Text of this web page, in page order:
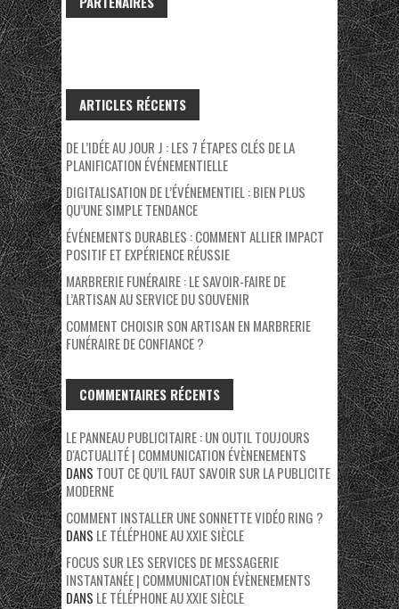
ARTICLES RÉCENTS
DE L’IDÉE AU JOUR J : LES 7 ÉTAPES CLÉS DE LA
PLANIFICATION ÉVÉNEMENTIELLE
DIGITALISATION DE L’ÉVÉNEMENTIEL : BIEN PLUS
QU’UNE SIMPLE TENDANCE
ÉVÉNEMENTS DURABLES : COMMENT ALLIER IMPACT
POSITIF ET EXPÉRIENCE RÉUSSIE
MARBRERIE FUNÉRAIRE : LE SAVOIR-FAIRE DE
L’ARTISAN AU SERVICE DU SOUVENIR
COMMENT CHOISIR SON ARTISAN EN MARBRERIE
FUNÉRAIRE DE CONFIANCE ?
COMMENTAIRES RÉCENTS
LE PANNEAU PUBLICITAIRE : UN OUTIL TOUJOURS
D'ACTUALITÉ | COMMUNICATION ÉVÈNENEMENTS
DANS TOUT CE QU’IL FAUT SAVOIR SUR LA PUBLICITE
MODERNE
COMMENT INSTALLER UNE SONNETTE VIDÉO RING ?
DANS LE TÉLÉPHONE AU XXIE SIÈCLE
FOCUS SUR LES SERVICES DE MESSAGERIE
INSTANTANÉE | COMMUNICATION ÉVÈNENEMENTS
DANS LE TÉLÉPHONE AU XXIE SIÈCLE